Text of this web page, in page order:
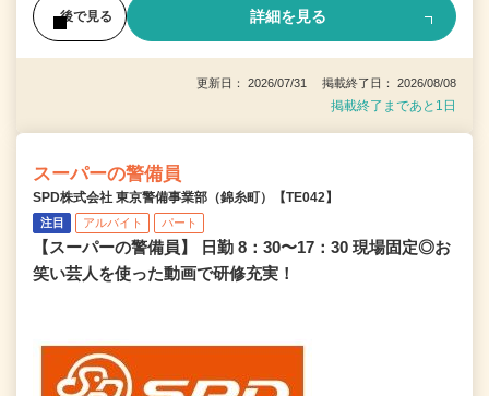
後で見る 詳細を見る
更新日： 2026/07/31 掲載終了日： 2026/08/08
掲載終了まであと1日
スーパーの警備員
SPD株式会社 東京警備事業部（錦糸町）【TE042】
注目 アルバイト パート
【スーパーの警備員】 日勤 8：30〜17：30 現場固定◎お
笑い芸人を使った動画で研修充実！